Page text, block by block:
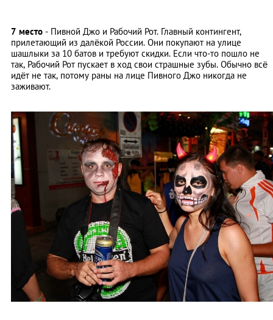
7 место - Пивной Джо и Рабочий Рот. Главный контингент,
прилетающий из далёкой России. Они покупают на улице
шашлыки за 10 батов и требуют скидки. Если что-то пошло не
так, Рабочий Рот пускает в ход свои страшные зубы. Обычно всё
идёт не так, потому раны на лице Пивного Джо никогда не
заживают.